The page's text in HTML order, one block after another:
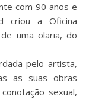
com 90 anos e
criou a Oficina
uma olaria, do
pelo artista,
as suas obras
sexual,